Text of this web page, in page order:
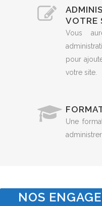
VOTRE
Vous
pour
votre site.
Une
NOS